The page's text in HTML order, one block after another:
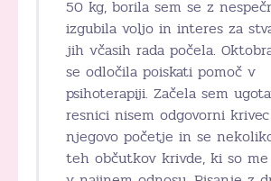
50 kg, borila sem se z
izgubila voljo in interes za
jih včasih rada počela.
se odločila poiskati pomoč v
psihoterapiji. Začela sem
resnici nisem odgovorni
njegovo početje in se
teh občutkov krivde, ki so